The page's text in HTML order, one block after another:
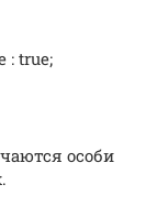
: true;
особи